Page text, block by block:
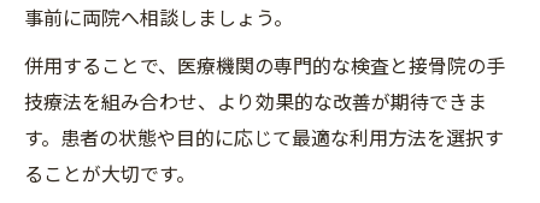
事前に両院へ相談しましょう。
併用することで、医療機関の専門的な検査と接骨院の手
技療法を組み合わせ、より効果的な改善が期待できま
す。患者の状態や目的に応じて最適な利用方法を選択す
ることが大切です。